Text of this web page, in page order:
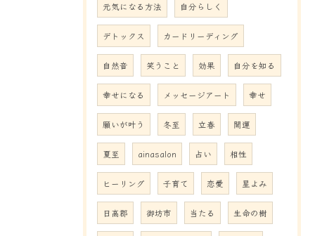
元気になる方法 自分らしく
デトックス カードリーディング
自然音 笑うこと 効果 自分を知る
幸せになる メッセージアート 幸せ
願いが叶う 冬至 立春 開運
夏至 ainasalon 占い 相性
ヒーリング 子育て 恋愛 星よみ
日高郡 御坊市 当たる 生命の樹